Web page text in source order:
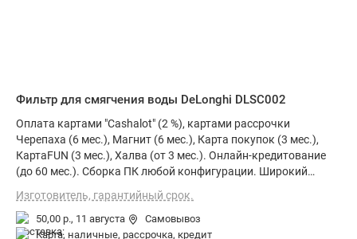
Фильтр для смягчения воды DeLonghi DLSC002
Оплата картами "Cashalot" (2 %), картами рассрочки
Черепаха (6 мес.), Магнит (6 мес.), Карта покупок (3 мес.),
КартаFUN (3 мес.), Халва (от 3 мес.). Онлайн-кредитование
(до 60 мес.). Сборка ПК любой конфигурации. Широкий
О товаре: фильтр для смягчения воды для кофеварки
Изготовитель, гарантийный срок.
50,00 р., 11 августа
Самовывоз
карта, наличные, рассрочка, кредит